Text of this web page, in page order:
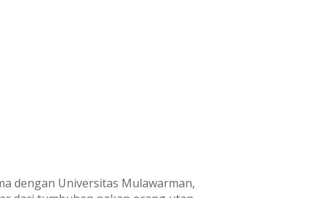
dengan Universitas Mulawarman,